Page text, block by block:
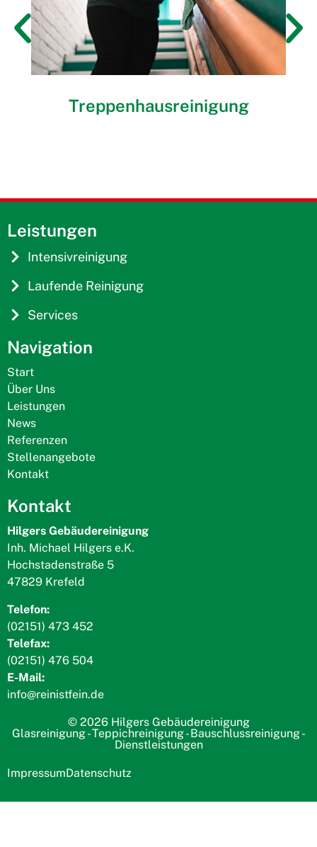
Treppenhausreinigung
Leistungen
Intensivreinigung
Laufende Reinigung
Services
Navigation
Start
Über Uns
Leistungen
News
Referenzen
Stellenangebote
Kontakt
Kontakt
Hilgers Gebäudereinigung
Inh. Michael Hilgers e.K.
Hochstadenstraße 5
47829 Krefeld
Telefon:
(02151) 473 452
Telefax:
(02151) 476 504
E-Mail:
info@reinistfein.de
© 2026 Hilgers Gebäudereinigung
Glasreinigung - Teppichreinigung - Bauschlussreinigung -
Dienstleistungen
ImpressumDatenschutz